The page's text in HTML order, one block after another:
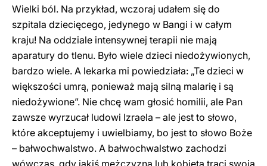
Wielki ból. Na przykład, wczoraj udałem się do
szpitala dziecięcego, jedynego w Bangi i w całym
kraju! Na oddziale intensywnej terapii nie mają
aparatury do tlenu. Było wiele dzieci niedożywionych,
bardzo wiele. A lekarka mi powiedziała: „Te dzieci w
większości umrą, ponieważ mają silną malarię i są
niedożywione”. Nie chcę wam głosić homilii, ale Pan
zawsze wyrzucał ludowi Izraela – ale jest to słowo,
które akceptujemy i uwielbiamy, bo jest to słowo Boże
– bałwochwalstwo. A bałwochwalstwo zachodzi
wówczas, gdy jakiś mężczyzna lub kobieta traci swoją